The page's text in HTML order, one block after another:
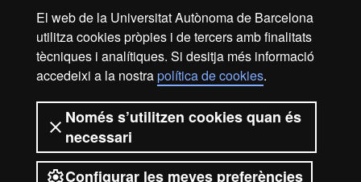
El web de la Universitat Autònoma de Barcelona
utilitza cookies pròpies i de tercers amb finalitats
tècniques i analítiques. Si desitja més informació
accedeixi a la nostrapolítica de cookies.
Només s’utilitzen cookies quan és
necessari
Configurar les meves preferències
Guies específiques de cada especialitat proporcionades
a principi de curs